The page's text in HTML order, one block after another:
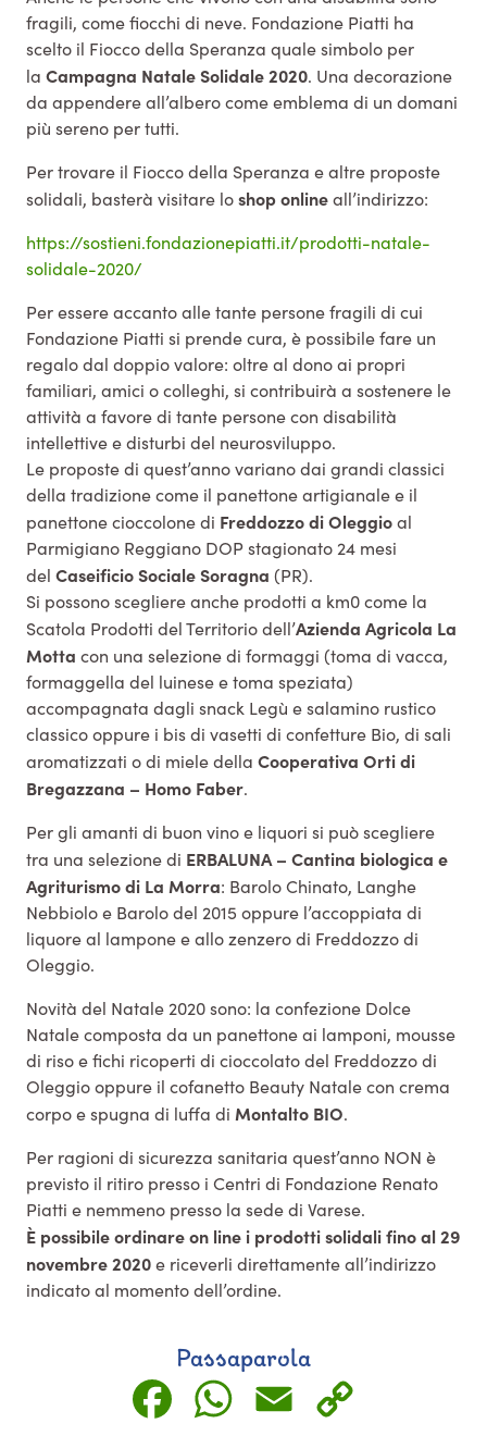
fragili, come fiocchi di neve. Fondazione Piatti ha
scelto il Fiocco della Speranza quale simbolo per
la Campagna Natale Solidale 2020. Una decorazione
da appendere all’albero come emblema di un domani
più sereno per tutti.
Per trovare il Fiocco della Speranza e altre proposte
solidali, basterà visitare loshop onlineall’indirizzo:
https://sostieni.fondazionepiatti.it/prodotti-natale-
solidale-2020/
Per essere accanto alle tante persone fragili di cui
Fondazione Piatti si prende cura, è possibile fare un
regalo dal doppio valore: oltre al dono ai propri
familiari, amici o colleghi, si contribuirà a sostenere le
attività a favore di tante persone con disabilità
intellettive e disturbi del neurosviluppo.
Le proposte di quest’anno variano dai grandi classici
della tradizione come il panettone artigianale e il
panettone cioccolone di Freddozzo di Oleggioal
Parmigiano Reggiano DOP stagionato 24 mesi
del Caseificio Sociale Soragna (PR).
Si possono scegliere anche prodotti a km0 come la
Scatola Prodotti del Territorio dell’Azienda Agricola La
Motta con una selezione di formaggi (toma di vacca,
formaggella del luinese e toma speziata)
accompagnata dagli snack Legù e salamino rustico
classico oppure i bis di vasetti di confetture Bio, di sali
aromatizzati o di miele della Cooperativa Orti di
Bregazzana – Homo Faber.
Per gli amanti di buon vino e liquori si può scegliere
tra una selezione di ERBALUNA – Cantina biologica e
Agriturismo di La Morra: Barolo Chinato, Langhe
Nebbiolo e Barolo del 2015 oppure l’accoppiata di
liquore al lampone e allo zenzero di Freddozzo di
Oleggio.
Novità del Natale 2020 sono: la confezione Dolce
Natale composta da un panettone ai lamponi, mousse
di riso e fichi ricoperti di cioccolato del Freddozzo di
Oleggio oppure il cofanetto Beauty Natale con crema
corpo e spugna di luffa di Montalto BIO.
Per ragioni di sicurezza sanitaria quest’anno NON è
previsto il ritiro presso i Centri di Fondazione Renato
Piatti e nemmeno presso la sede di Varese.
È possibile ordinare on line i prodotti solidali fino al 29
novembre 2020e riceverli direttamente all’indirizzo
indicato al momento dell’ordine.
Passaparola
Facebook
WhatsApp
Email